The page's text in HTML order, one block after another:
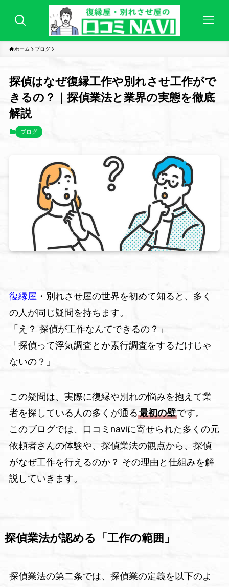
ホーム ブログ
探偵はなぜ復縁工作や別れさせ工作がで
きるの？｜探偵業法と業界の実態を徹底
解説
ブログ
復縁屋 ・別れさせ屋の世界を初めて知ると、多く
の人が同じ疑問を持ちます。
「え？ 探偵が工作なんてできるの？」
「探偵って浮気調査とか素行調査をするだけじゃ
ないの？」
この疑問は、実際に復縁や別れの悩みを抱えて業
者を探している人の多くが通る最初の壁です。
このブログでは、口コミnaviに寄せられた多くの元
依頼者さんの体験や、探偵業法の観点から、探偵
がなぜ工作を行えるのか？ その理由と仕組みを解
説していきます。
探偵業法が認める「工作の範囲」
探偵業法の第二条では、探偵業の定義を以下のよ